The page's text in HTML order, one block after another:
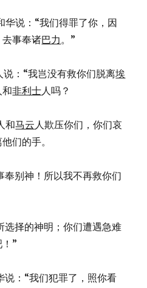
华说：“我们得罪了你，因
事奉诸巴力。”
说：“我岂没有救你们脱离埃
和非利士人吗？
和马云人欺压你们，你们哀
们的手。
奉别神！所以我不再救你们
选择的神明；你们遭遇急难
”
说：“我们犯罪了，照你看